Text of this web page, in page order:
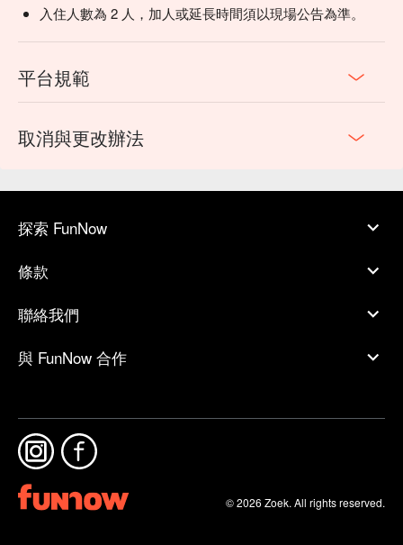
入住人數為 2 人，加人或延長時間須以現場公告為準。
平台規範
取消與更改辦法
探索 FunNow
條款
聯絡我們
與 FunNow 合作
© 2026 Zoek. All rights reserved.